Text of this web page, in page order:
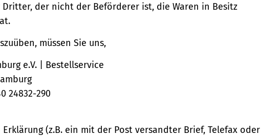
der nicht der Beförderer ist, die Waren in Besitz
müssen Sie uns,
e.V. | Bestellservice
24832-290
(z.B. ein mit der Post versandter Brief, Telefax oder